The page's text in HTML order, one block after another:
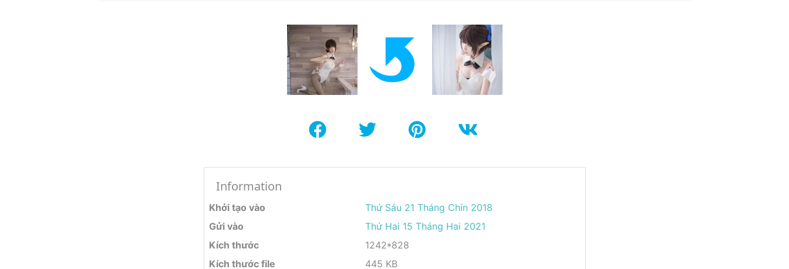
Information
Khởi tạo vào
Thứ Sáu 21 Tháng Chín 2018
Gửi vào
Thứ Hai 15 Tháng Hai 2021
Kích thước
1242*828
Kích thước file
445 KB